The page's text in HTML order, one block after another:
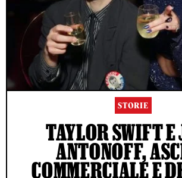
STORIE
TAYLOR SWIFT E
ANTONOFF,
COMMERCIALE E